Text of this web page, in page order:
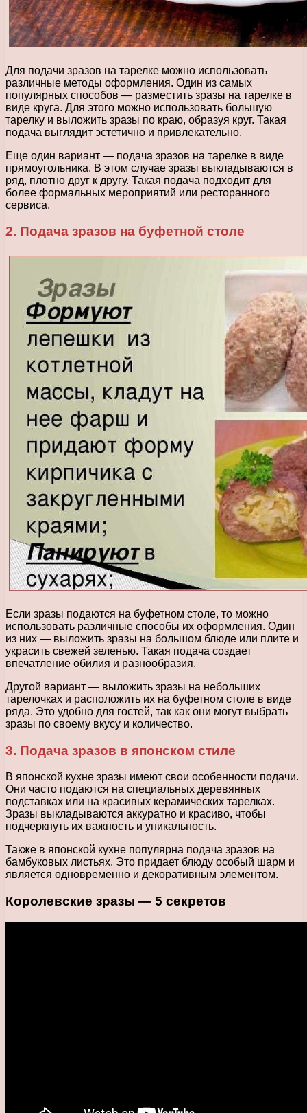
Для подачи зразов на тарелке можно использовать
различные методы оформления. Один из самых
популярных способов — разместить зразы на тарелке в
виде круга. Для этого можно использовать большую
тарелку и выложить зразы по краю, образуя круг. Такая
подача выглядит эстетично и привлекательно.
Еще один вариант — подача зразов на тарелке в виде
прямоугольника. В этом случае зразы выкладываются в
ряд, плотно друг к другу. Такая подача подходит для
более формальных мероприятий или ресторанного
сервиса.
2. Подача зразов на буфетной столе
Если зразы подаются на буфетном столе, то можно
использовать различные способы их оформления. Один
из них — выложить зразы на большом блюде или плите и
украсить свежей зеленью. Такая подача создает
впечатление обилия и разнообразия.
Другой вариант — выложить зразы на небольших
тарелочках и расположить их на буфетном столе в виде
ряда. Это удобно для гостей, так как они могут выбрать
зразы по своему вкусу и количество.
3. Подача зразов в японском стиле
В японской кухне зразы имеют свои особенности подачи.
Они часто подаются на специальных деревянных
подставках или на красивых керамических тарелках.
Зразы выкладываются аккуратно и красиво, чтобы
подчеркнуть их важность и уникальность.
Также в японской кухне популярна подача зразов на
бамбуковых листьях. Это придает блюду особый шарм и
является одновременно и декоративным элементом.
Королевские зразы — 5 секретов